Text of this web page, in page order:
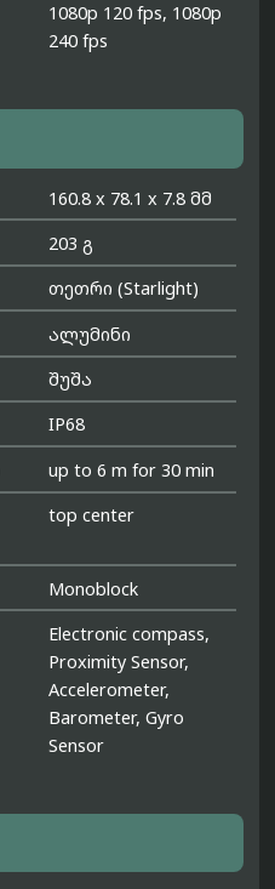
1080p 120 fps, 1080p
240 fps
160.8 x 78.1 x 7.8 მმ
203 გ
თეთრი (Starlight)
ალუმინი
შუშა
IP68
up to 6 m for 30 min
top center
Monoblock
Electronic compass,
Proximity Sensor,
Accelerometer,
Barometer, Gyro
Sensor